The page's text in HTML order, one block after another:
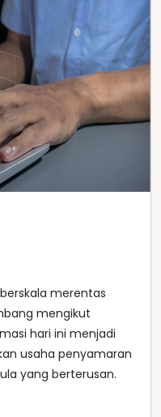
merentas
mengikut
hari ini menjadi
usaha penyamaran
yang berterusan.